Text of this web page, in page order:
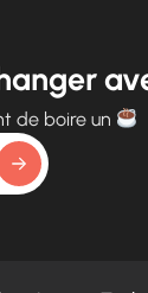
de boire un